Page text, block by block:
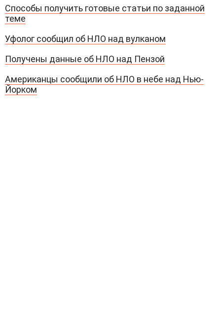
Способы получить готовые статьи по заданной
теме
Уфолог сообщил об НЛО над вулканом
Получены данные об НЛО над Пензой
Американцы сообщили об НЛО в небе над Нью-
Йорком